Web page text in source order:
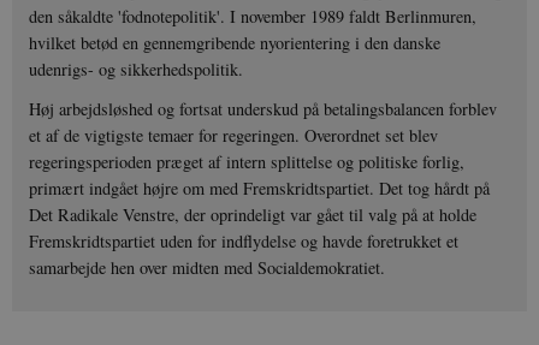
den såkaldte 'fodnotepolitik'. I november 1989 faldt Berlinmuren,
hvilket betød en gennemgribende nyorientering i den danske
udenrigs- og sikkerhedspolitik.
Høj arbejdsløshed og fortsat underskud på betalingsbalancen forblev
et af de vigtigste temaer for regeringen. Overordnet set blev
regeringsperioden præget af intern splittelse og politiske forlig,
primært indgået højre om med Fremskridtspartiet. Det tog hårdt på
Det Radikale Venstre, der oprindeligt var gået til valg på at holde
Fremskridtspartiet uden for indflydelse og havde foretrukket et
samarbejde hen over midten med Socialdemokratiet.